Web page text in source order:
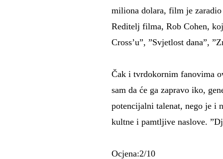
miliona dolara, film je
Reditelj filma, Rob Cohen,
Cross’u”, ”Svjetlost dana”,
Čak i tvrdokornim fanovima
sam da će ga zapravo iko,
potencijalni talenat, nego je i
kultne i pamtljive naslove.
Ocjena:2/10